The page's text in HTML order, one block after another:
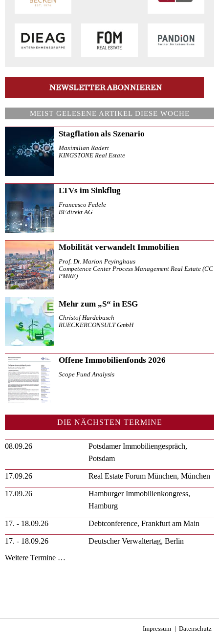
MEIST GELESENE ARTIKEL DIESE WOCHE
Stagflation als Szenario
Maximilian Radert
KINGSTONE Real Estate
LTVs im Sinkflug
Francesco Fedele
BF.direkt AG
Mobilität verwandelt Immobilien
Prof. Dr. Marion Peyinghaus
Competence Center Process Management Real Estate (CC
PMRE)
Mehr zum „S“ in ESG
Christof Hardebusch
RUECKERCONSULT GmbH
Offene Immobilienfonds 2026
Scope Fund Analysis
DIE NÄCHSTEN TERMINE
08.09.26
Potsdamer Immobiliengespräch,
Potsdam
17.09.26 Real Estate Forum München, München
17.09.26
Hamburger Immobilienkongress,
Hamburg
17. - 18.09.26 Debtconference, Frankfurt am Main
17. - 18.09.26
Deutscher Verwaltertag, Berlin
Weitere Termine …
Impressum Datenschutz